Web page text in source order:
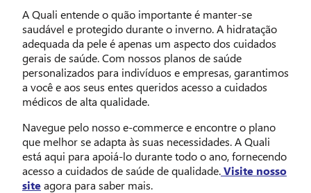
A Quali entende o quão importante é manter-se
saudável e protegido durante o inverno. A hidratação
adequada da pele é apenas um aspecto dos cuidados
gerais de saúde. Com nossos planos de saúde
personalizados para indivíduos e empresas, garantimos
a você e aos seus entes queridos acesso a cuidados
médicos de alta qualidade.
Navegue pelo nosso e-commerce e encontre o plano
que melhor se adapta às suas necessidades. A Quali
está aqui para apoiá-lo durante todo o ano, fornecendo
acesso a cuidados de saúde de qualidade.Visite nosso
siteagora para saber mais.